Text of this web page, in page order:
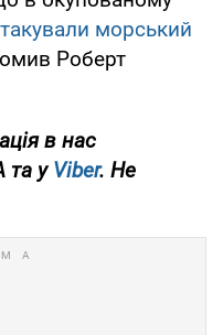
морський
Роберт
в нас
та уViber. Не